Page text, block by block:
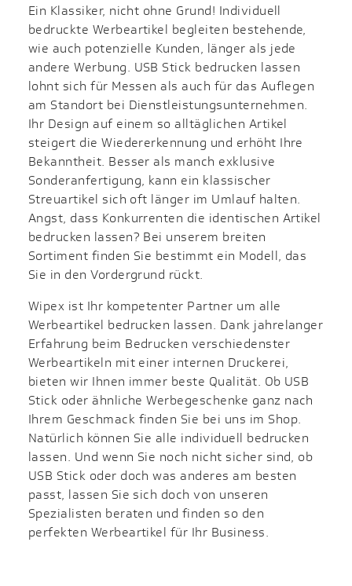
Ein Klassiker, nicht ohne Grund! Individuell
bedruckte Werbeartikel begleiten bestehende,
wie auch potenzielle Kunden, länger als jede
andere Werbung. USB Stick bedrucken lassen
lohnt sich für Messen als auch für das Auflegen
am Standort bei Dienstleistungsunternehmen.
Ihr Design auf einem so alltäglichen Artikel
steigert die Wiedererkennung und erhöht Ihre
Bekanntheit. Besser als manch exklusive
Sonderanfertigung, kann ein klassischer
Streuartikel sich oft länger im Umlauf halten.
Angst, dass Konkurrenten die identischen Artikel
bedrucken lassen? Bei unserem breiten
Sortiment finden Sie bestimmt ein Modell, das
Sie in den Vordergrund rückt.
Wipex ist Ihr kompetenter Partner um alle
Werbeartikel bedrucken lassen. Dank jahrelanger
Erfahrung beim Bedrucken verschiedenster
Werbeartikeln mit einer internen Druckerei,
bieten wir Ihnen immer beste Qualität. Ob USB
Stick oder ähnliche Werbegeschenke ganz nach
Ihrem Geschmack finden Sie bei uns im Shop.
Natürlich können Sie alle individuell bedrucken
lassen. Und wenn Sie noch nicht sicher sind, ob
USB Stick oder doch was anderes am besten
passt, lassen Sie sich doch von unseren
Spezialisten beraten und finden so den
perfekten Werbeartikel für Ihr Business.